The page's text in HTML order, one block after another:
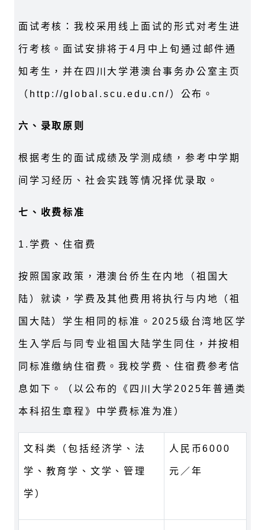
面试考核：我校采用线上面试的形式对考生进
行考核。面试安排将于4月中上旬通过邮件通
知考生，并在四川大学港澳台事务办公室主页
（http://global.scu.edu.cn/）公布。
六、录取原则
根据考生的面试成绩及学测成绩，参考中学期
间学习经历、社会实践等情况择优录取。
七、收费标准
1. 学费、住宿费
按照国家政策，港澳台侨生在内地（祖国大
陆）就读，学费及其他费用将执行与内地（祖
国大陆）学生相同的标准。 2025级台湾地区学
生入学后与同专业祖国大陆学生同住，并按相
同标准缴纳住宿费。我校学费、住宿费参考信
息如下。（以公布的《四川大学2025年普通类
本科招生章程》中学费标准为准）
文科类（包括经济学、法
学、教育学、文学、管理
学）
人民币6000
元／年